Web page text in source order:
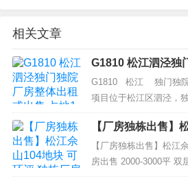
相关文章
G1810 松江泗泾独
出售 占地15亩 4层厂
1.45元 出售1.4亿
G1810 松江 独门独院
项目位于松江区泗泾，
面积 21074.18 平方米
地15亩，建筑层数4层
【厂房独栋出售】
评 独栋厂房出售
房独栋出售
【厂房独栋出售】松江
房出售 2000-3000平 双
块，独立产权过户（每